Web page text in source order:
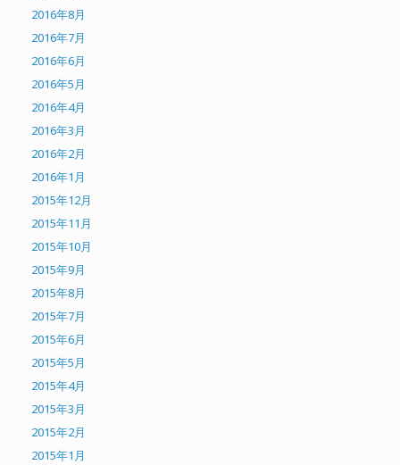
2016年8月
2016年7月
2016年6月
2016年5月
2016年4月
2016年3月
2016年2月
2016年1月
2015年12月
2015年11月
2015年10月
2015年9月
2015年8月
2015年7月
2015年6月
2015年5月
2015年4月
2015年3月
2015年2月
2015年1月